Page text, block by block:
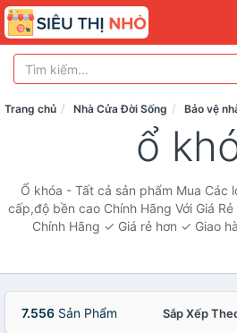
Trang chủ Nhà Cửa Đời Sống Bảo vệ
ổ
Ổ khóa - Tất cả sản phẩm Mua Các
cấp,độ bền cao Chính Hãng Với Giá
Chính Hãng ✓ Giá rẻ hơn ✓ Giao
7.556 Sản Phẩm Sắp Xếp